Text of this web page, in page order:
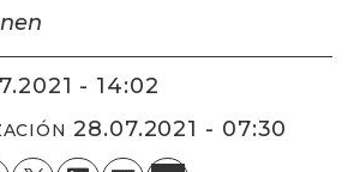
- 14:02
28.07.2021 - 07:30